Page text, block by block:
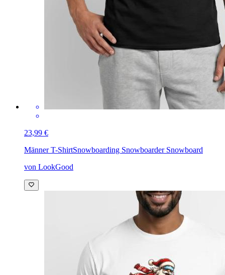
23,99 €
Männer T-ShirtSnowboarding Snowboarder Snowboard
von LookGood